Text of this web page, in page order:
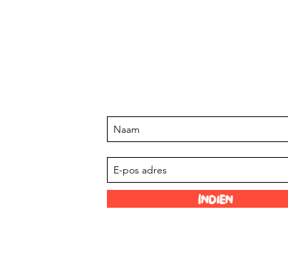
Indien